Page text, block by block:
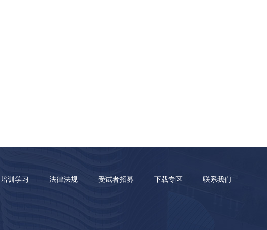
培训学习 法律法规 受试者招募 下载专区 联系我们